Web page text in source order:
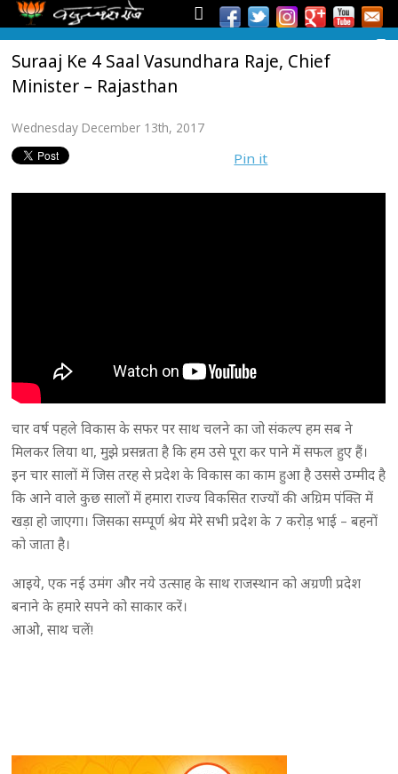
Suraaj Ke 4 Saal Vasundhara Raje, Chief
Minister – Rajasthan
Wednesday December 13th, 2017
Pin it
चार वर्ष पहले विकास के सफर पर साथ चलने का जो संकल्प हम सब ने
मिलकर लिया था, मुझे प्रसन्नता है कि हम उसे पूरा कर पाने में सफल हुए हैं।
इन चार सालों में जिस तरह से प्रदेश के विकास का काम हुआ है उससे उम्मीद है
कि आने वाले कुछ सालों में हमारा राज्य विकसित राज्यों की अग्रिम पंक्ति में
खड़ा हो जाएगा। जिसका सम्पूर्ण श्रेय मेरे सभी प्रदेश के 7 करोड़ भाई – बहनों
को जाता है।
आइये, एक नई उमंग और नये उत्साह के साथ राजस्थान को अग्रणी प्रदेश
बनाने के हमारे सपने को साकार करें।
आओ, साथ चलें!